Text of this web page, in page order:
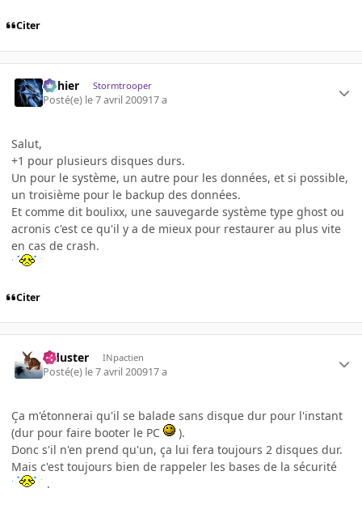
Citer
dohier Stormtrooper
Posté(e) le 7 avril 200917 a
Salut,
+1 pour plusieurs disques durs.
Un pour le système, un autre pour les données, et si possible,
un troisième pour le backup des données.
Et comme dit boulixx, une sauvegarde système type ghost ou
acronis c'est ce qu'il y a de mieux pour restaurer au plus vite
en cas de crash.
Citer
Tiduster INpactien
Posté(e) le 7 avril 200917 a
Ça m'étonnerai qu'il se balade sans disque dur pour l'instant
(dur pour faire booter le PC
).
Donc s'il n'en prend qu'un, ça lui fera toujours 2 disques dur.
Mais c'est toujours bien de rappeler les bases de la sécurité
.